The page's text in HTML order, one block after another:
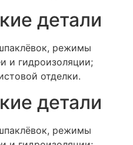
детали
режимы
и гидроизоляции;
отделки.
детали
режимы